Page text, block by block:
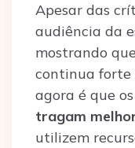
Apesar das
audiência da
mostrando
continua forte
agora é que
tragam
utilizem